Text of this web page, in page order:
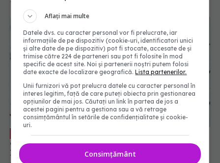
EXCLUSIV Terapie inovatoare pentru
cardiomiopatia hipertrofică obstructivă. Dr.
Ioana Bianchi: Este disponibil
Aflați mai multe
Datele dvs. cu caracter personal vor fi prelucrate, iar
informațiile de pe dispozitiv (cookie-uri, identificatori unici
și alte date de pe dispozitiv) pot fi stocate, accesate de și
trimise către 224 de parteneri sau pot fi folosite în mod
specific de acest site. Noi și partenerii noștri putem folosi
date exacte de localizare geografică.Lista partenerilor.
Unii furnizori vă pot prelucra datele cu caracter personal în
interes legitim, față de care puteți obiecta prin gestionarea
opțiunilor de mai jos. Căutați un link în partea de jos a
acestei pagini pentru a gestiona sau a vă retrage
consimțământul în setările de confidențialitate și cookie-
uri.
Consimțământ